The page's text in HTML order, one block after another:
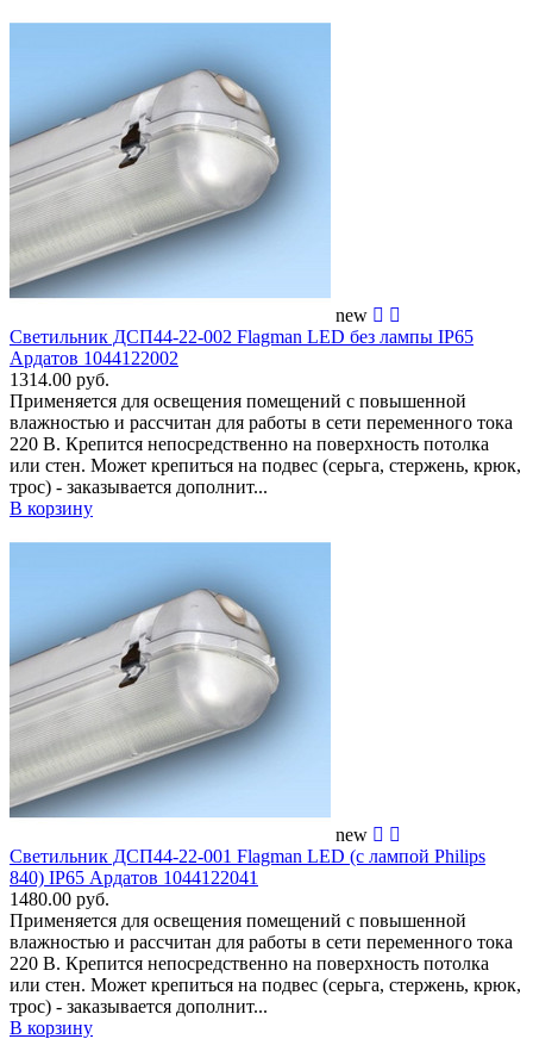
new
Светильник ДСП44-22-002 Flagman LED без лампы IP65
Ардатов 1044122002
1314.00 руб.
Применяется для освещения помещений c повышенной
влажностью и рассчитан для работы в сети переменного тока
220 В. Крепится непосредственно на поверхность потолка
или стен. Может крепиться на подвес (серьга, стержень, крюк,
трос) - заказывается дополнит...
В корзину
new
Светильник ДСП44-22-001 Flagman LED (с лампой Philips
840) IP65 Ардатов 1044122041
1480.00 руб.
Применяется для освещения помещений c повышенной
влажностью и рассчитан для работы в сети переменного тока
220 В. Крепится непосредственно на поверхность потолка
или стен. Может крепиться на подвес (серьга, стержень, крюк,
трос) - заказывается дополнит...
В корзину